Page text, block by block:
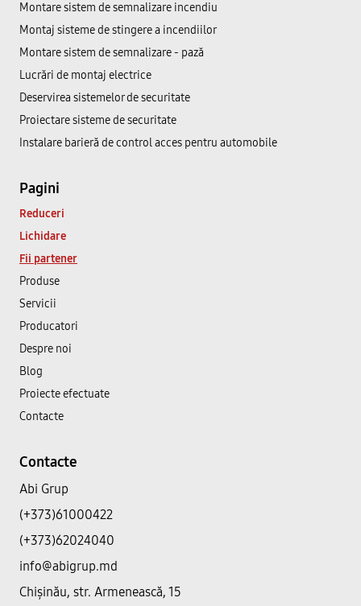
Montare sistem de semnalizare incendiu
Montaj sisteme de stingere a incendiilor
Montare sistem de semnalizare - pază
Lucrări de montaj electrice
Deservirea sistemelor de securitate
Proiectare sisteme de securitate
Instalare barieră de control acces pentru automobile
Pagini
Reduceri
Lichidare
Fii partener
Produse
Servicii
Producatori
Despre noi
Blog
Proiecte efectuate
Contacte
Contacte
Abi Grup
(+373)61000422
(+373)62024040
info@abigrup.md
Chișinău, str. Armenească, 15